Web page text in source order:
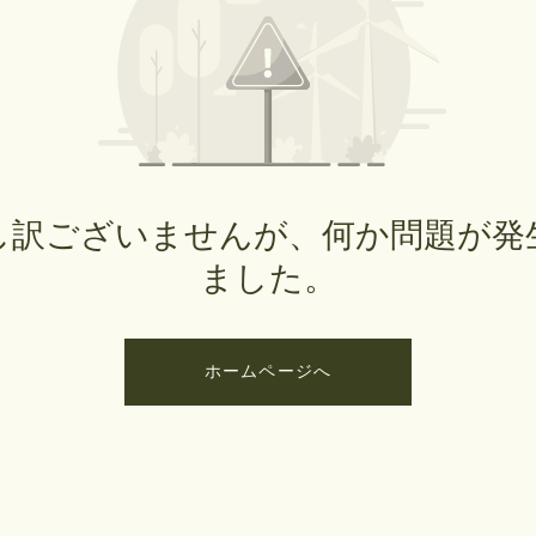
訳ございませんが、何か問題が発
ました。
ホームページへ